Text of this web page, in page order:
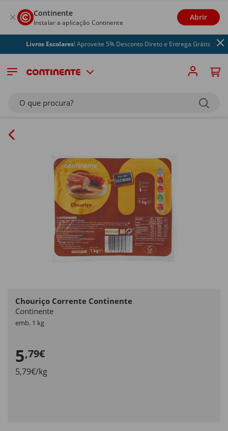
Continente
Instalar a aplicação Continente
Abrir
Livros Escolares! Aproveite 5% Desconto Direto e Entrega Grátis
O que procura?
Chouriço Corrente Continente
Continente
emb. 1 kg
5,79€
5,79€/kg